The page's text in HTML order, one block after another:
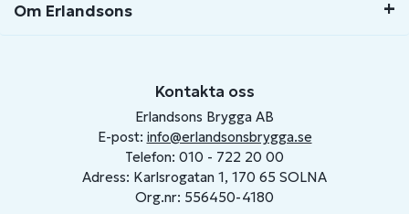
Om Erlandsons
Kontakta oss
Erlandsons Brygga AB
E-post: info@erlandsonsbrygga.se
Telefon: 010 - 722 20 00
Adress: Karlsrogatan 1, 170 65 SOLNA
Org.nr: 556450-4180